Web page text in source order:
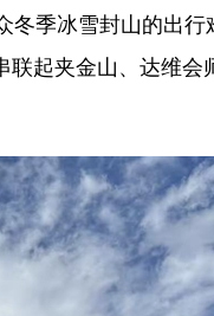
季冰雪封山的出行
起夹金山、达维会